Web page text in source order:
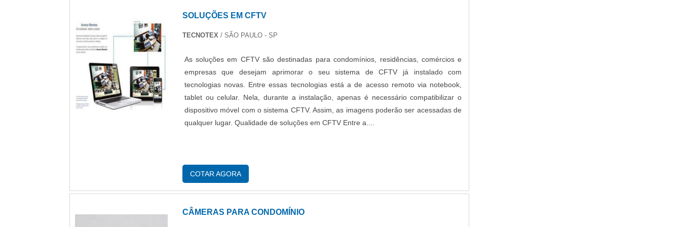
idoneidade em tudo que faz, garantindo uma entrega de excelência de ponta a ponta.
Saiba mais solicitando um orçamento sem compromisso! .
SOLUÇÕES EM CFTV
TECNOTEX / SÃO PAULO - SP
As soluções em CFTV são destinadas para condomínios, residências, comércios e
empresas que desejam aprimorar o seu sistema de CFTV já instalado com
tecnologias novas. Entre essas tecnologias está a de acesso remoto via notebook,
tablet ou celular. Nela, durante a instalação, apenas é necessário compatibilizar o
dispositivo móvel com o sistema CFTV. Assim, as imagens poderão ser acessadas de
qualquer lugar. Qualidade de soluções em CFTV Entre a....
COTAR AGORA
CÂMERAS PARA CONDOMÍNIO